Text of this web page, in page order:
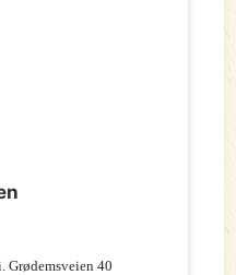
Grødemsveien 40